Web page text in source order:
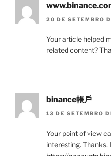
20 DE SETEMBRO
Your article helped
related content?
binance帳戶
13 DE SETEMBRO
Your point of view
interesting. Thanks.